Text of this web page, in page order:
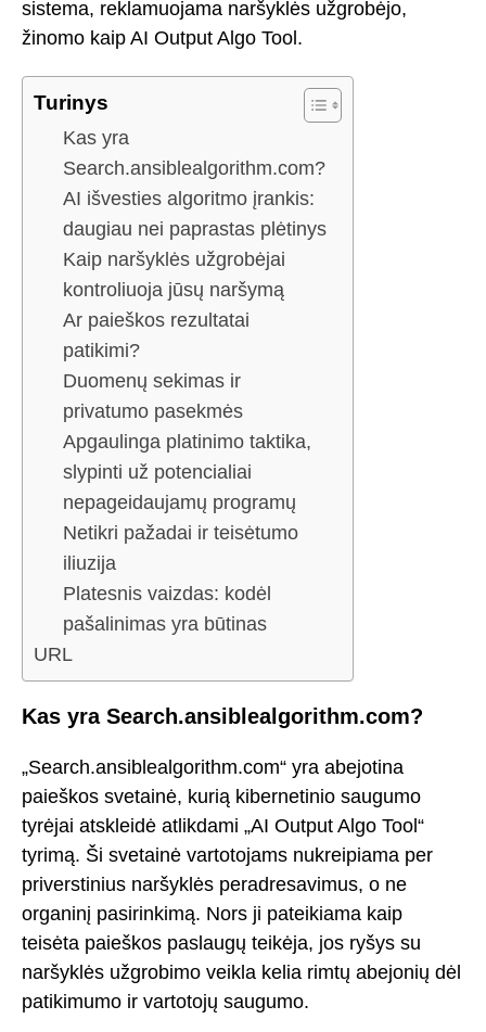
sistema, reklamuojama naršyklės užgrobėjo,
žinomo kaip AI Output Algo Tool.
Turinys
Kas yra
Search.ansiblealgorithm.com?
AI išvesties algoritmo įrankis:
daugiau nei paprastas plėtinys
Kaip naršyklės užgrobėjai
kontroliuoja jūsų naršymą
Ar paieškos rezultatai
patikimi?
Duomenų sekimas ir
privatumo pasekmės
Apgaulinga platinimo taktika,
slypinti už potencialiai
nepageidaujamų programų
Netikri pažadai ir teisėtumo
iliuzija
Platesnis vaizdas: kodėl
pašalinimas yra būtinas
URL
Kas yra Search.ansiblealgorithm.com?
„Search.ansiblealgorithm.com“ yra abejotina
paieškos svetainė, kurią kibernetinio saugumo
tyrėjai atskleidė atlikdami „AI Output Algo Tool“
tyrimą. Ši svetainė vartotojams nukreipiama per
priverstinius naršyklės peradresavimus, o ne
organinį pasirinkimą. Nors ji pateikiama kaip
teisėta paieškos paslaugų teikėja, jos ryšys su
naršyklės užgrobimo veikla kelia rimtų abejonių dėl
patikimumo ir vartotojų saugumo.